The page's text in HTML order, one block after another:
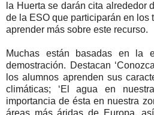
la Huerta se darán cita alrededor
de la ESO que participarán en los
aprender más sobre este recurso.
Muchas están basadas en la
demostración. Destacan
los alumnos aprenden sus
climáticas; ‘El agua en
importancia de ésta en nuestra
áreas más áridas de Europa,